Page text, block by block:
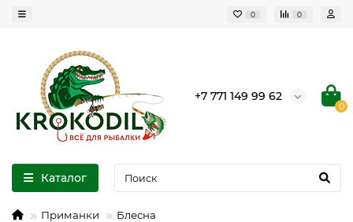
0 0
+7 771 149 99 62
0
Каталог
Приманки Блесна